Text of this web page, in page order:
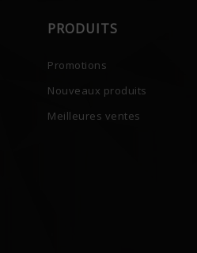
PRODUITS
Promotions
Nouveaux produits
Meilleures ventes